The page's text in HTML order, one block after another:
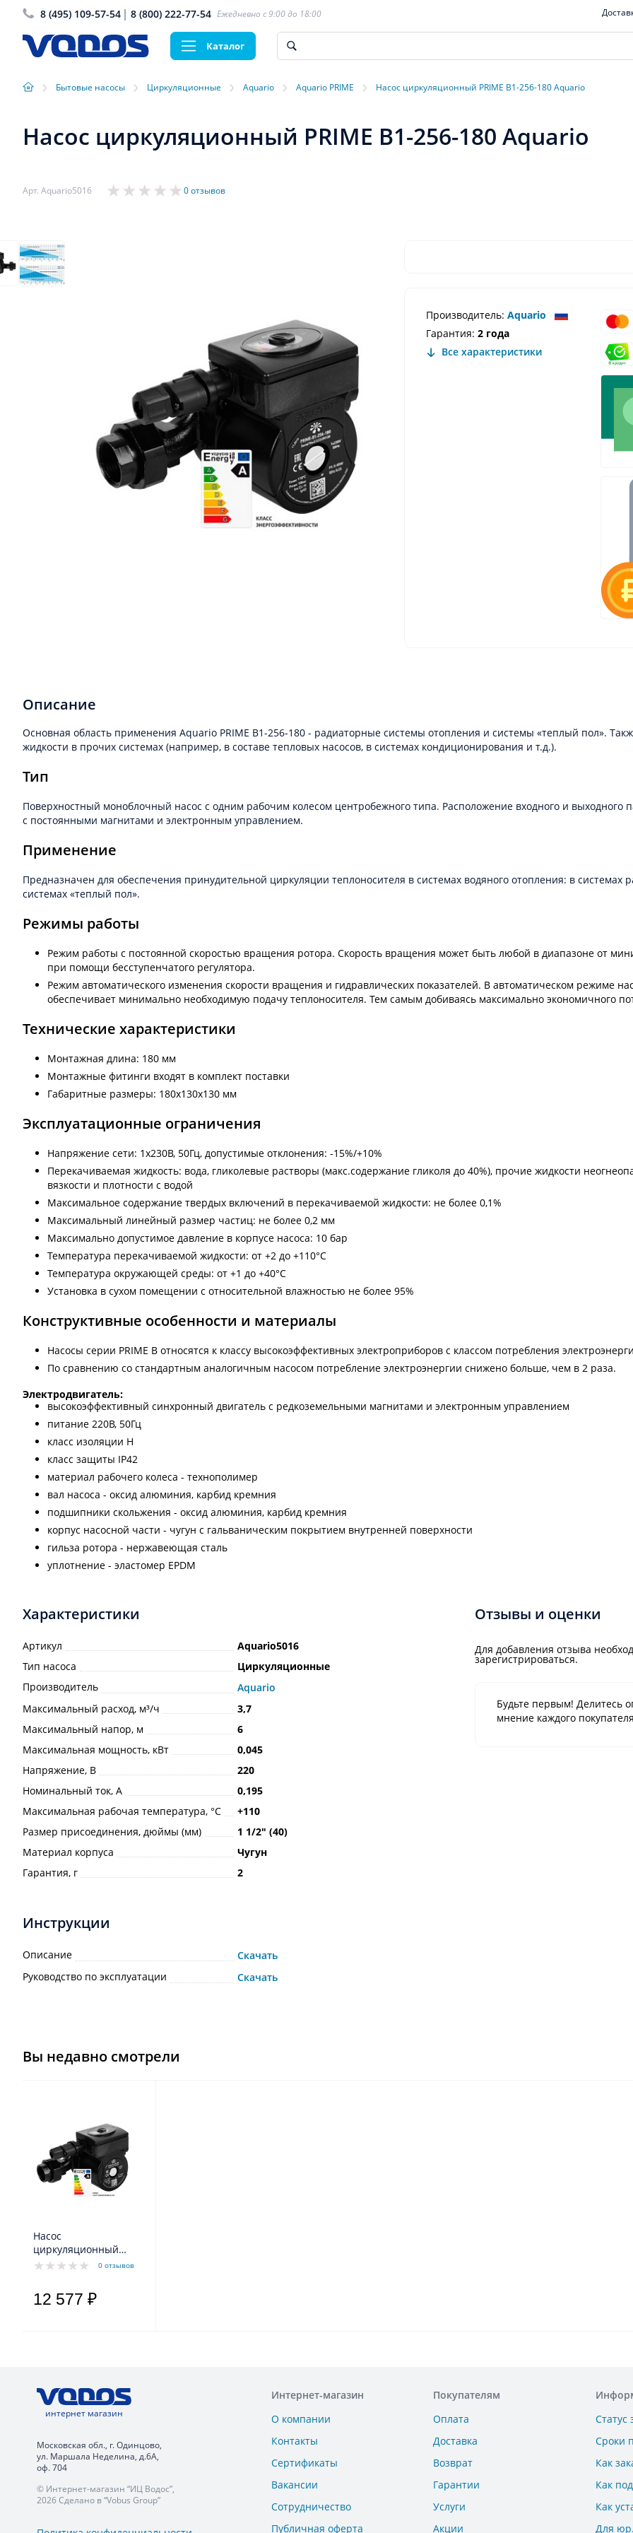
8 (495) 109-57-54 8 (800) 222-77-54 Ежедневно с 9:00 до 18:00
Каталог
› Бытовые насосы › Циркуляционные › Aquario › Aquario PRIME › Насос циркуляционный PRIME B1-256-180 Aquario
Насос циркуляционный PRIME B1-256-180 Aquario
Арт. Aquario5016 0 отзывов
Производитель: Aquario
Гарантия: 2 года
Все характеристики
Описание
Основная область применения Aquario PRIME B1-256-180 - радиаторные системы отопления и системы «теплый пол».
жидкости в прочих системах (например, в составе тепловых насосов, в системах кондиционирования и т.д.).
Тип
Поверхностный моноблочный насос с одним рабочим колесом центробежного типа. Расположение входного и выходного
с постоянными магнитами и электронным управлением.
Применение
Предназначен для обеспечения принудительной циркуляции теплоносителя в системах водяного отопления: в системах
системах «теплый пол».
Режимы работы
Режим работы с постоянной скоростью вращения ротора. Скорость вращения может быть любой в диапазоне от
при помощи бесступенчатого регулятора.
Режим автоматического изменения скорости вращения и гидравлических показателей. В автоматическом режиме
обеспечивает минимально необходимую подачу теплоносителя. Тем самым добиваясь максимально экономичного
Технические характеристики
Монтажная длина: 180 мм
Монтажные фитинги входят в комплект поставки
Габаритные размеры: 180x130x130 мм
Эксплуатационные ограничения
Напряжение сети: 1х230В, 50Гц, допустимые отклонения: -15%/+10%
Перекачиваемая жидкость: вода, гликолевые растворы (макс.содержание гликоля до 40%), прочие жидкости
вязкости и плотности с водой
Максимальное содержание твердых включений в перекачиваемой жидкости: не более 0,1%
Максимальный линейный размер частиц: не более 0,2 мм
Максимально допустимое давление в корпусе насоса: 10 бар
Температура перекачиваемой жидкости: от +2 до +110°С
Температура окружающей среды: от +1 до +40°С
Установка в сухом помещении с относительной влажностью не более 95%
Конструктивные особенности и материалы
Насосы серии PRIME B относятся к классу высокоэффективных электроприборов с классом потребления
По сравнению со стандартным аналогичным насосом потребление электроэнергии снижено больше, чем в 2 раза.
Электродвигатель:
высокоэффективный синхронный двигатель с редкоземельными магнитами и электронным управлением
питание 220В, 50Гц
класс изоляции Н
класс защиты IP42
материал рабочего колеса - технополимер
вал насоса - оксид алюминия, карбид кремния
подшипники скольжения - оксид алюминия, карбид кремния
корпус насосной части - чугун с гальваническим покрытием внутренней поверхности
гильза ротора - нержавеющая сталь
уплотнение - эластомер ЕРDМ
Характеристики
Артикул
Aquario5016
Тип насоса
Циркуляционные
Производитель
Aquario
Максимальный расход, м³/ч
3,7
Максимальный напор, м
6
Максимальная мощность, кВт
0,045
Напряжение, В
220
Номинальный ток, А
0,195
Максимальная рабочая температура, °С
+110
Размер присоединения, дюймы (мм)
1 1/2ʺ (40)
Материал корпуса
Чугун
Гарантия, г
2
Инструкции
Описание
Скачать
Руководство по эксплуатации
Скачать
Отзывы и оценки
Для добавления отзыва
зарегистрироваться.
Будьте первым! Делитесь
мнение каждого
Вы недавно смотрели
Насос
циркуляционный
PRIME B1-256-180
0 отзывов
12 577 ₽
интернет магазин
Московская обл., г. Одинцово,
ул. Маршала Неделина, д.6А,
оф. 704
© Интернет-магазин “ИЦ Водос”,
2026 Сделано в “Vobus Group”
Интернет-магазин
О компании
Контакты
Сертификаты
Вакансии
Сотрудничество
Публичная оферта
Покупателям
Оплата
Доставка
Возврат
Гарантии
Услуги
Акции
Статус
Сроки
Как
Как
Как
Для